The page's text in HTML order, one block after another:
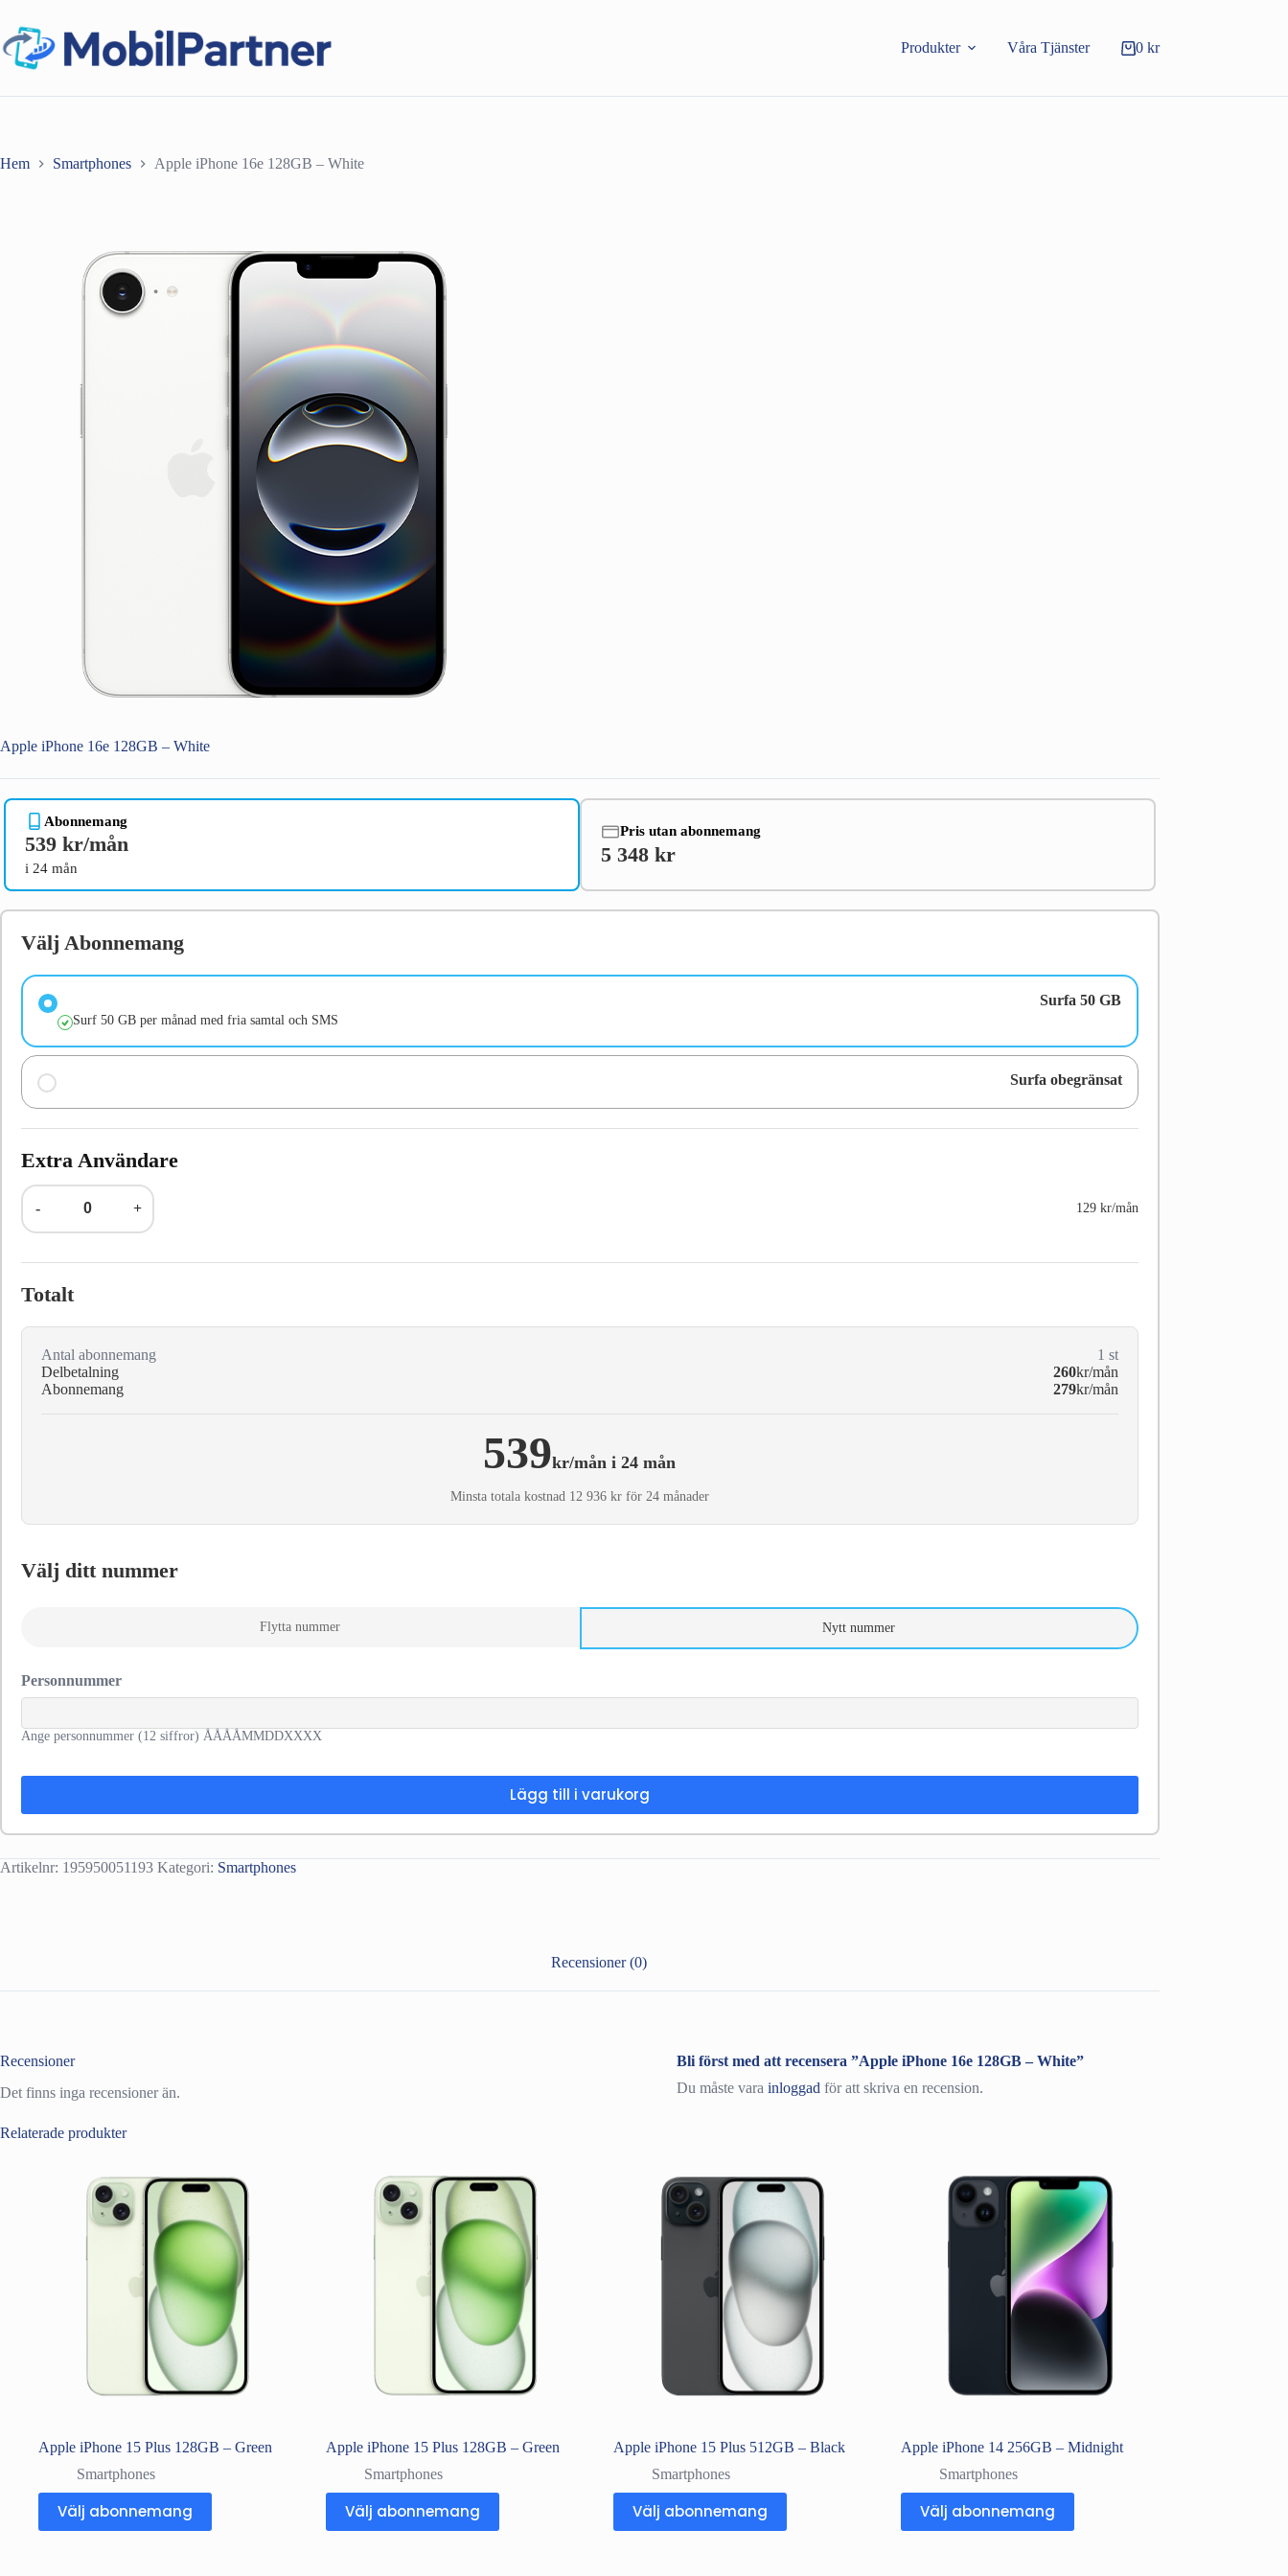
innehåll
Produkter Våra Tjänster Varukorg
0 kr
Hem Smartphones Apple iPhone 16e 128GB – White
Apple iPhone 16e 128GB – White
Abonnemang
539 kr/mån
i 24 mån
Pris utan abonnemang
5 348 kr
Välj Abonnemang
Surfa 50 GB
Surf 50 GB per månad med fria samtal och SMS
Surfa obegränsat
Extra Användare
- + 129 kr/mån
Totalt
Antal abonnemang 1 st
Delbetalning
260kr/mån
Abonnemang
279kr/mån
539kr/mån i 24 mån
Minsta totala kostnad 12 936 kr för 24 månader
Välj ditt nummer
Flytta nummer Nytt nummer
Personnummer
Ange personnummer (12 siffror) ÅÅÅÅMMDDXXXX
Lägg till i varukorg
Artikelnr: 195950051193 Kategori: Smartphones
Recensioner (0)
Recensioner
Det finns inga recensioner än.
Bli först med att recensera ”Apple iPhone 16e 128GB – White”
Du måste vara inloggadför att skriva en recension.
Relaterade produkter
Apple iPhone 15 Plus 128GB – Green
Smartphones
Välj abonnemang
Apple iPhone 15 Plus 128GB – Green
Smartphones
Välj abonnemang
Apple iPhone 15 Plus 512GB – Black
Smartphones
Välj abonnemang
Apple iPhone 14 256GB – Midnight
Smartphones
Välj abonnemang